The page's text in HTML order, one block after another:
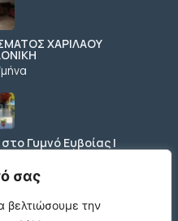
σας
βελτιώσουμε την
ΧΑΡΙΛΑΟΥ
Γυμνό Ευβοίας |
& Βουνό